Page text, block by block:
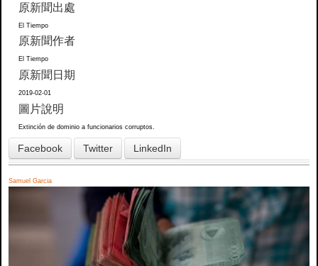
原新聞出處
El Tiempo
原新聞作者
El Tiempo
原新聞日期
2019-02-01
圖片說明
Extinción de dominio a funcionarios corruptos.
Facebook Twitter LinkedIn
Samuel Garcia